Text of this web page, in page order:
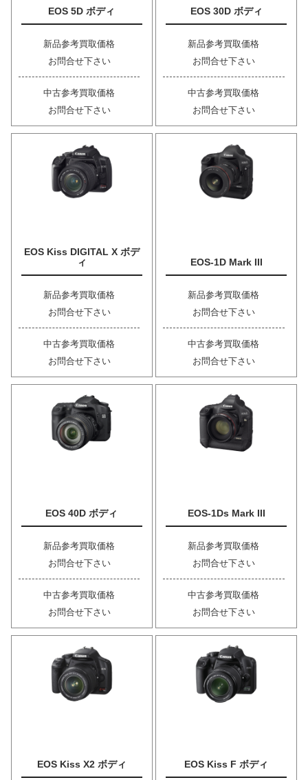
EOS 5D ボディ
新品参考買取価格
お問合せ下さい
中古参考買取価格
お問合せ下さい
EOS 30D ボディ
新品参考買取価格
お問合せ下さい
中古参考買取価格
お問合せ下さい
EOS Kiss DIGITAL X ボデ
ィ
新品参考買取価格
お問合せ下さい
中古参考買取価格
お問合せ下さい
EOS-1D Mark III
新品参考買取価格
お問合せ下さい
中古参考買取価格
お問合せ下さい
EOS 40D ボディ
新品参考買取価格
お問合せ下さい
中古参考買取価格
お問合せ下さい
EOS-1Ds Mark III
新品参考買取価格
お問合せ下さい
中古参考買取価格
お問合せ下さい
EOS Kiss X2 ボディ EOS Kiss F ボディ